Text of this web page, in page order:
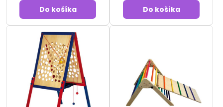
Do košíka Do košíka